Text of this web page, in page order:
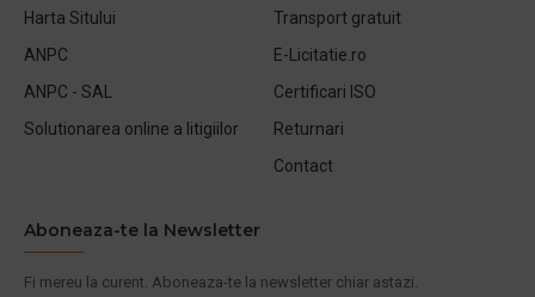
Harta Sitului
ANPC
ANPC - SAL
Solutionarea online a litigiilor
Transport gratuit
E-Licitatie.ro
Certificari ISO
Returnari
Contact
Aboneaza-te la Newsletter
Fi mereu la curent. Aboneaza-te la newsletter chiar astazi.